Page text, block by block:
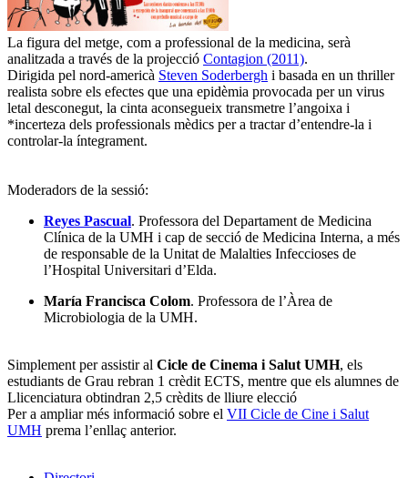
La figura del metge, com a professional de la medicina, serà
analitzada a través de la projecció Contagion (2011).
Dirigida pel nord-americà Steven Soderbergh i basada en un thriller
realista sobre els efectes que una epidèmia provocada per un virus
letal desconegut, la cinta aconsegueix transmetre l’angoixa i
*incerteza dels professionals mèdics per a tractar d’entendre-la i
controlar-la íntegrament.
Moderadors de la sessió:
Reyes Pascual. Professora del Departament de Medicina
Clínica de la UMH i cap de secció de Medicina Interna, a més
de responsable de la Unitat de Malalties Infeccioses de
l’Hospital Universitari d’Elda.
María Francisca Colom. Professora de l’Àrea de
Microbiologia de la UMH.
Simplement per assistir al Cicle de Cinema i Salut UMH, els
estudiants de Grau rebran 1 crèdit ECTS, mentre que els alumnes de
Llicenciatura obtindran 2,5 crèdits de lliure elecció
Per a ampliar més informació sobre el VII Cicle de Cine i Salut
UMH prema l’enllaç anterior.